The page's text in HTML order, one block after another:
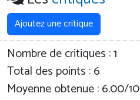
Ajoutez une critique
Nombre de critiques :1
Total des points : 6
Moyenne obtenue :6.00/10